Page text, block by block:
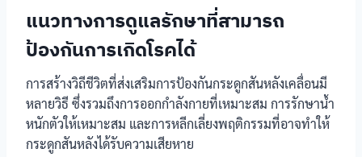
แนวทางการดูแลรักษาที่สามารถ
ป้องกันการเกิดโรคได้
การสร้างวิถีชีวิตที่ส่งเสริมการป้องกันกระดูกสันหลังเคลื่อนมี
หลายวิธี ซึ่งรวมถึงการออกกำลังกายที่เหมาะสม การรักษาน้ำ
หนักตัวให้เหมาะสม และการหลีกเลี่ยงพฤติกรรมที่อาจทำให้
กระดูกสันหลังได้รับความเสียหาย